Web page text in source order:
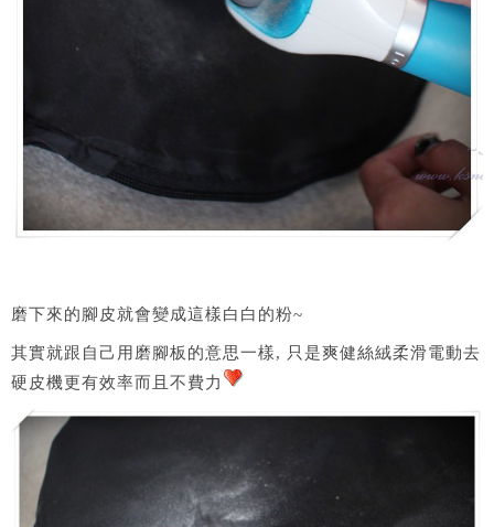
磨下來的腳皮就會變成這樣白白的粉~
其實就跟自己用磨腳板的意思一樣, 只是爽健絲絨柔滑電動去
硬皮機更有效率而且不費力